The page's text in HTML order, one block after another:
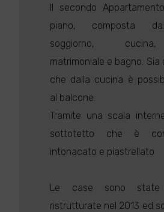
Il secondo
piano, composta
soggiorno,
matrimoniale e bagno. Sia
che dalla cucina è
al balcone.
Tramite una scala
sottotetto che è
intonacato e piastrellato
Le case sono state
ristrutturate nel 2013 ed